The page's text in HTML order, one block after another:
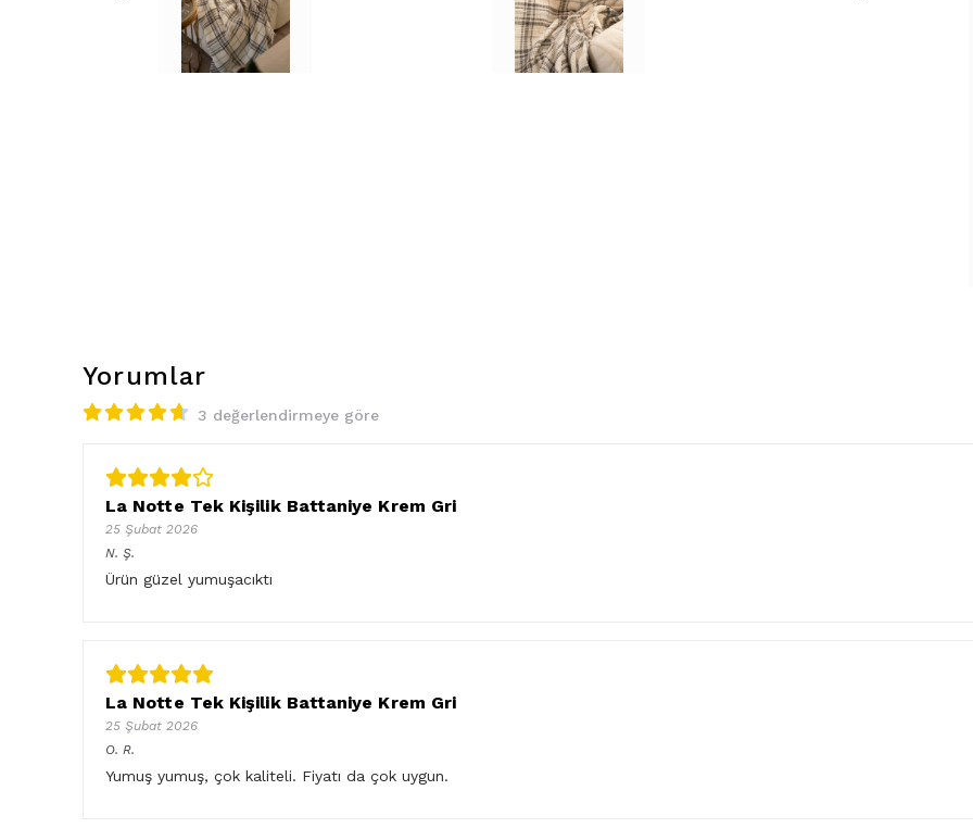
Yorumlar
3 değerlendirmeye göre
La Notte Tek Kişilik Battaniye Krem Gri
25 Şubat 2026
N. Ş.
Ürün güzel yumuşacıktı
La Notte Tek Kişilik Battaniye Krem Gri
25 Şubat 2026
O. R.
Yumuş yumuş, çok kaliteli. Fiyatı da çok uygun.